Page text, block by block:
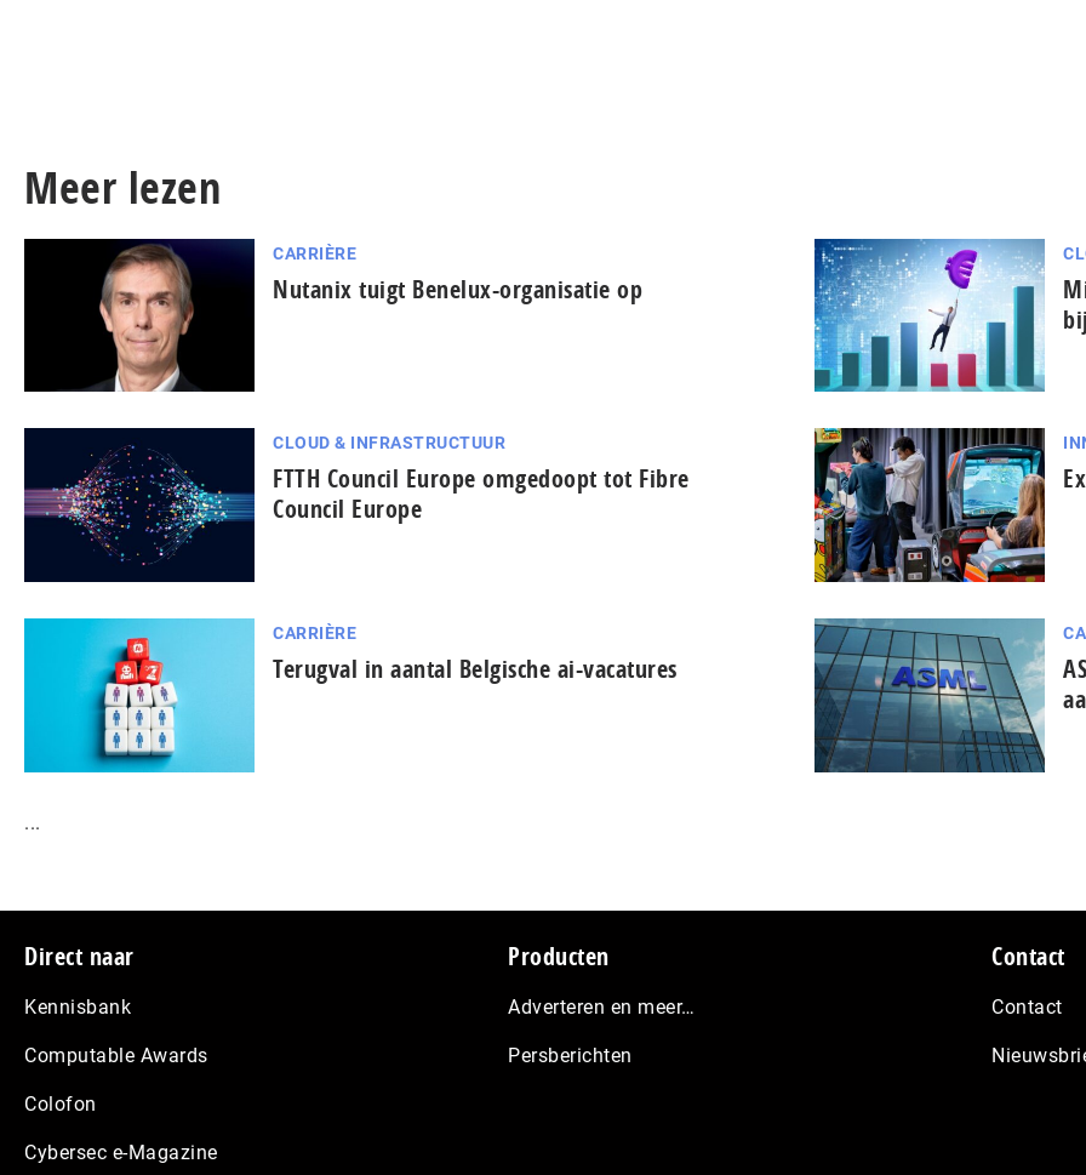
Meer lezen
CARRIÈRE
Nutanix tuigt Benelux-organisatie op
CLOUD & INFRASTRUCTUUR
FTTH Council Europe omgedoopt tot Fibre
Council Europe
CARRIÈRE
Terugval in aantal Belgische ai-vacatures
...
Footer
Direct naar
Kennisbank
Computable Awards
Colofon
Cybersec e-Magazine
Producten
Adverteren en meer…
Persberichten
Contact
Contact